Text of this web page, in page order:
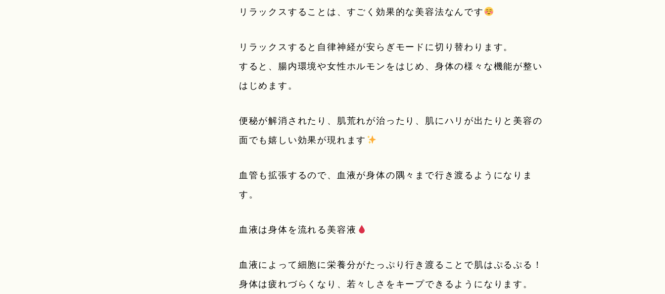
リラックスすることは、すごく効果的な美容法なんです
リラックスすると自律神経が安らぎモードに切り替わります。
すると、腸内環境や女性ホルモンをはじめ、身体の様々な機能が整い
はじめます。
便秘が解消されたり、肌荒れが治ったり、肌にハリが出たりと美容の
面でも嬉しい効果が現れます
血管も拡張するので、血液が身体の隅々まで行き渡るようになりま
す。
血液は身体を流れる美容液
血液によって細胞に栄養分がたっぷり行き渡ることで肌はぷるぷる！
身体は疲れづらくなり、若々しさをキープできるようになります。